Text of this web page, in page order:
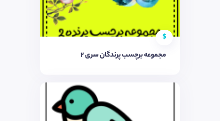
$
مجموعه برچسب پرندگان سری 2